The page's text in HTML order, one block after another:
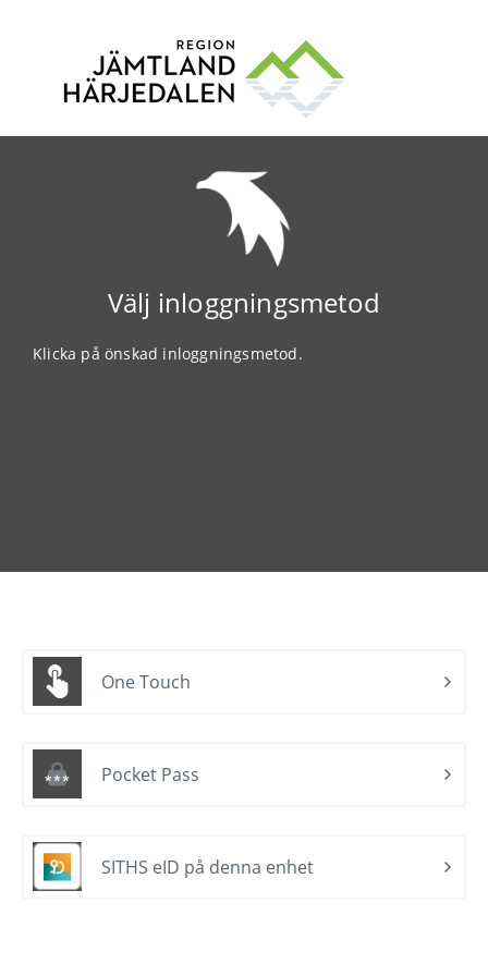
Välj inloggningsmetod
Klicka på önskad inloggningsmetod.
One Touch
Pocket Pass
SITHS eID på denna enhet